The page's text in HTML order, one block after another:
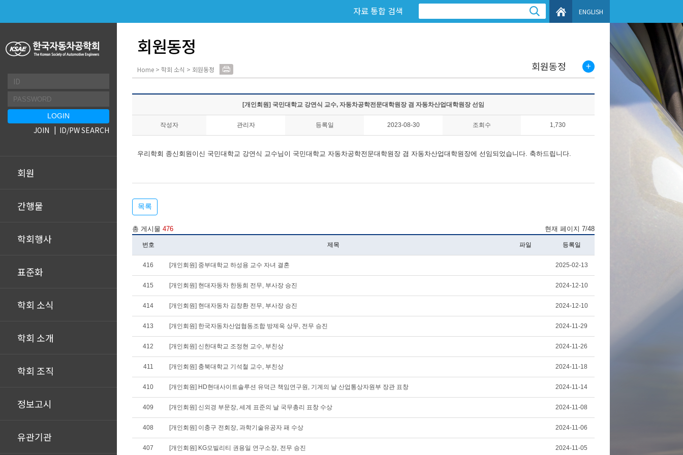
회원
간행물
학회행사
표준화
학회 소식
학회 소개
학회 조직
정보고시
유관기관
JOIN ID/PW SEARCH
자료 통합 검색 ENGLISH
회원동정
Home > 학회 소식 > 회원동정 회원동정
[개인회원] 국민대학교 강연식 교수, 자동차공학전문대학원장 겸 자동차산업대학원장 선임
작성자 관리자 등록일 2023-08-30 조회수 1,730
우리학회 종신회원이신 국민대학교 강연식 교수님이 국민대학교 자동차공학전문대학원장 겸 자동차산업대학원장에 선임되었습니다. 축하드립니다.
목록
총 게시물 476 현재 페이지 7/48
번호 제목 파일 등록일
416 [개인회원] 중부대학교 하성용 교수 자녀 결혼 2025-02-13
415 [개인회원] 현대자동차 한동희 전무, 부사장 승진 2024-12-10
414 [개인회원] 현대자동차 김창환 전무, 부사장 승진 2024-12-10
413 [개인회원] 한국자동차산업협동조합 방제욱 상무, 전무 승진 2024-11-29
412 [개인회원] 신한대학교 조정현 교수, 부친상 2024-11-26
411 [개인회원] 충북대학교 기석철 교수, 부친상 2024-11-18
410 [개인회원] HD현대사이트솔루션 유덕근 책임연구원, 기계의 날 산업통상자원부 장관 표창 2024-11-14
409 [개인회원] 신외경 부문장, 세계 표준의 날 국무총리 표창 수상 2024-11-08
408 [개인회원] 이충구 전회장, 과학기술유공자 패 수상 2024-11-06
407 [개인회원] KG모빌리티 권용일 연구소장, 전무 승진 2024-11-05